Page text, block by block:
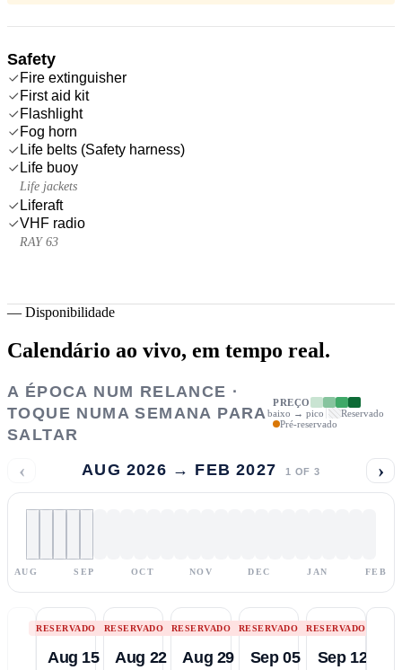
Safety
Fire extinguisher
First aid kit
Flashlight
Fog horn
Life belts (Safety harness)
Life buoy
Life jackets
Liferaft
VHF radio
RAY 63
— Disponibilidade
Calendário ao vivo, em tempo real.
A ÉPOCA NUM RELANCE ·
TOQUE NUMA SEMANA PARA
SALTAR
PREÇO
baixo → pico
Reservado
Pré-reservado
‹ AUG 2026 → FEB 2027 1 OF 3 ›
AUG SEP OCT NOV DEC JAN FEB
RESERVADO
Aug 15
RESERVADO
Aug 22
RESERVADO
Aug 29
RESERVADO
Sep 05
RESERVADO
Sep 12